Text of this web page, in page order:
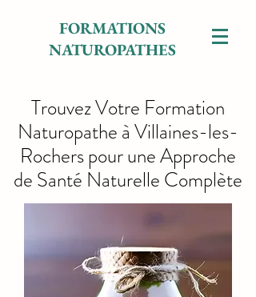
FORMATIONS
NATUROPATHES
Trouvez Votre Formation
Naturopathe à Villaines-les-
Rochers pour une Approche
de Santé Naturelle Complète